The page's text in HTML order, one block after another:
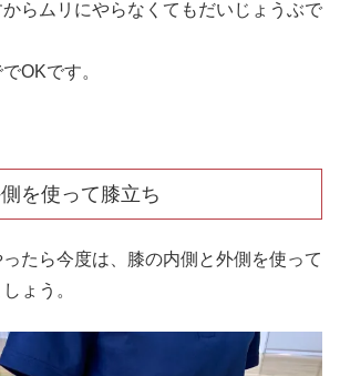
からムリにやらなくてもだいじょうぶで
OKです。
を使って膝立ち
ったら今度は、膝の内側と外側を使って
ょう。